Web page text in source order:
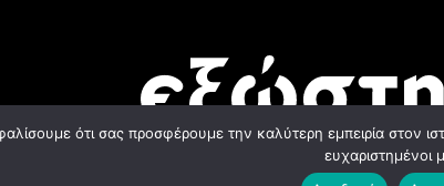
© 2023 Εxostispress - All right reserved.
ότι σας προσφέρουμε την καλύτερη εμπειρία στον
ευχαριστημένοι